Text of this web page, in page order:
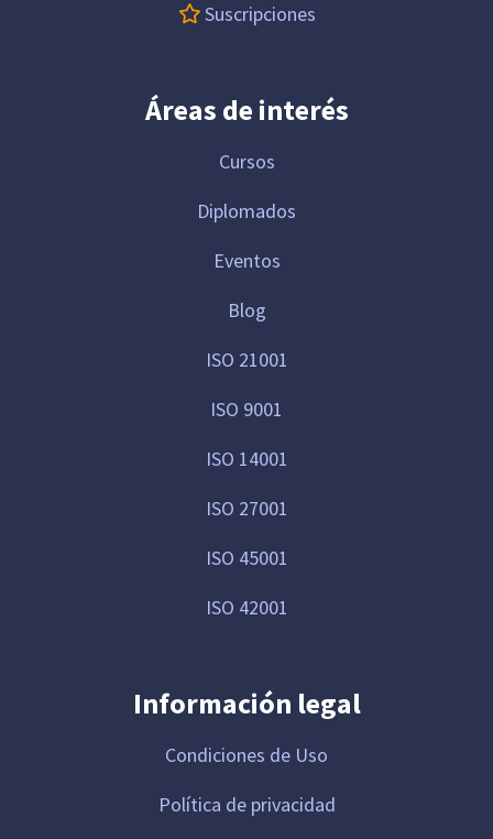
Suscripciones
Áreas de interés
Cursos
Diplomados
Eventos
Blog
ISO 21001
ISO 9001
ISO 14001
ISO 27001
ISO 45001
ISO 42001
Información legal
Condiciones de Uso
Política de privacidad